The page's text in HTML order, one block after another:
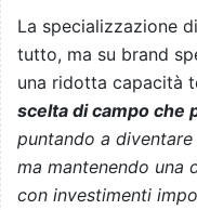
La specializzazione
tutto, ma su brand
una ridotta capacità
scelta di campo che
puntando a
ma mantenendo una
con investimenti